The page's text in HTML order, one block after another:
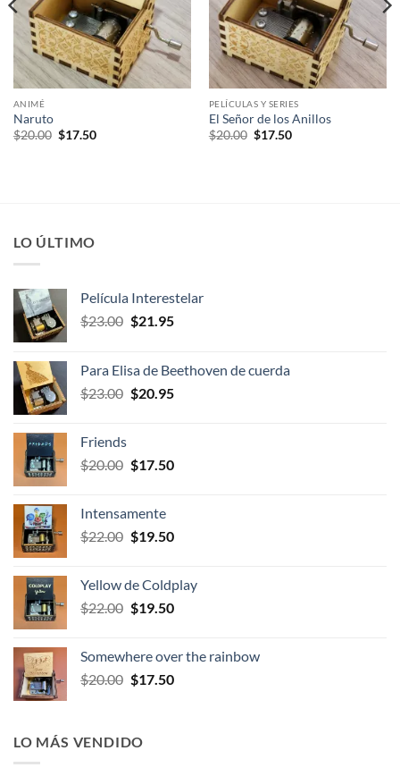
ANIMÉ
Naruto
$20.00 El
$17.50El
PELÍCULAS Y SERIES
El Señor de los Anillos
$20.00 El
$17.50El
LO ÚLTIMO
Película Interestelar
$23.00 El
era:
$23.00.
$21.95El
es:
$21.95.
Para Elisa de Beethoven de cuerda
$23.00 El
$23.00.
$20.95El
$20.95.
Friends
$20.00 El
era:
$20.00.
$17.50El
$17.50.
Intensamente
$22.00 El
era:
$22.00.
$19.50El
es:
$19.50.
Yellow de Coldplay
$22.00 El
era:
$22.00.
$19.50El
es:
$19.50.
Somewhere over the rainbow
$20.00 El
era:
$20.00.
$17.50El
LO MÁS VENDIDO